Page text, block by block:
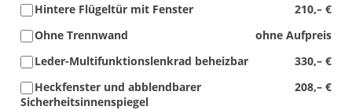
210,– €
Hintere Flügeltür mit Fenster
ohne Aufpreis
Ohne Trennwand
330,– €
Leder-Multifunktionslenkrad beheizbar
208,– €
Heckfenster und abblendbarer
Sicherheitsinnenspiegel